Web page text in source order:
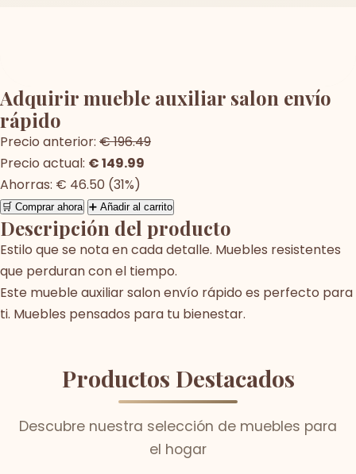
Adquirir mueble auxiliar salon envío
rápido
Precio anterior: € 196.49
Precio actual: € 149.99
Ahorras: € 46.50 (31%)
🛒 Comprar ahora ➕ Añadir al carrito
Descripción del producto
Estilo que se nota en cada detalle. Muebles resistentes
que perduran con el tiempo.
Este mueble auxiliar salon envío rápido es perfecto para
ti. Muebles pensados para tu bienestar.
Productos Destacados
Descubre nuestra selección de muebles para
el hogar